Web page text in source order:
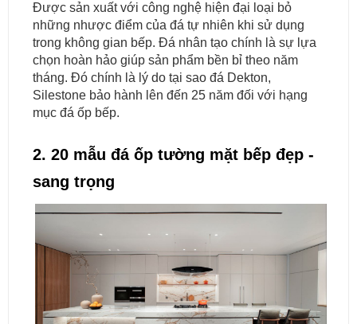
Được sản xuất với công nghệ hiện đại loại bỏ
những nhược điểm của đá tự nhiên khi sử dụng
trong không gian bếp. Đá nhân tạo chính là sự lựa
chọn hoàn hảo giúp sản phẩm bền bỉ theo năm
tháng. Đó chính là lý do tại sao đá Dekton,
Silestone bảo hành lên đến 25 năm đối với hạng
mục đá ốp bếp.
2. 20 mẫu đá ốp tường mặt bếp đẹp -
sang trọng